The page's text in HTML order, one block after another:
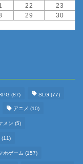
22
23
29
30
(87) SLG (77)
アニメ (10)
メン (5)
(11)
ホゲーム (157)